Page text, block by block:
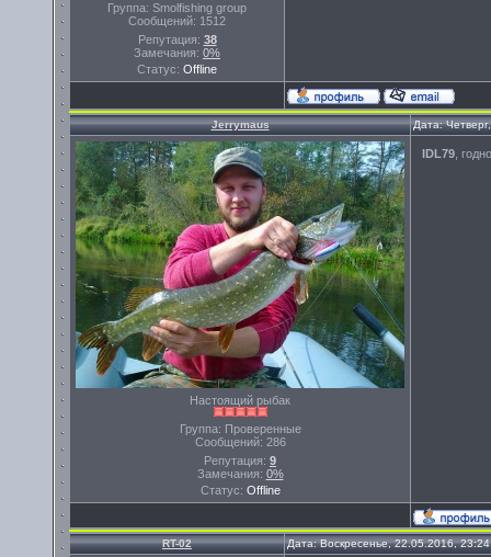
Группа: Smolfishing group
Сообщений: 1512
Репутация: 38
Замечания: 0%
Статус: Offline
Jerrymaus Дата:
Настоящий рыбак
Группа: Проверенные
Сообщений: 286
Репутация: 9
Замечания: 0%
Статус: Offline
IDL79 ,
RT-02 Дата: Воскресенье, 22.05.2016,